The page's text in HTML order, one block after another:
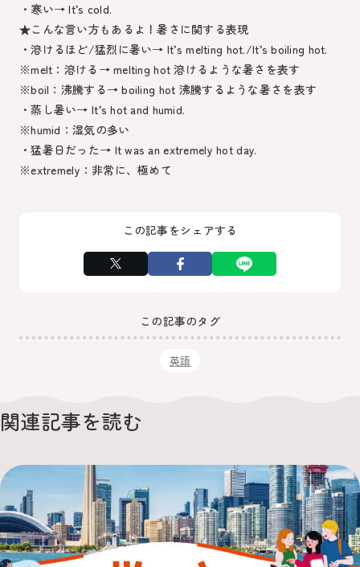
・寒い→ It’s cold.
★こんな言い方もあるよ！暑さに関する表現
・溶けるほど/猛烈に暑い→ It’s melting hot./It’s boiling hot.
※melt：溶ける→ melting hot 溶けるような暑さを表す
※boil：沸騰する→ boiling hot 沸騰するような暑さを表す
・蒸し暑い→ It’s hot and humid.
※humid：湿気の多い
・猛暑日だった→ It was an extremely hot day.
※extremely：非常に、極めて
この記事をシェアする
この記事のタグ
英語
関連記事を読む